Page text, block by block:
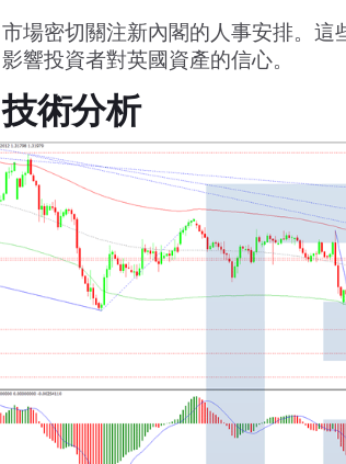
市場密切關注新內閣的人事安排。
影響投資者對英國資產的信心。
技術分析